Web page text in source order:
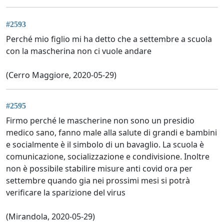
#2593
Perché mio figlio mi ha detto che a settembre a scuola
con la mascherina non ci vuole andare
(Cerro Maggiore, 2020-05-29)
#2595
Firmo perché le mascherine non sono un presidio
medico sano, fanno male alla salute di grandi e bambini
e socialmente è il simbolo di un bavaglio. La scuola è
comunicazione, socializzazione e condivisione. Inoltre
non è possibile stabilire misure anti covid ora per
settembre quando gia nei prossimi mesi si potrà
verificare la sparizione del virus
(Mirandola, 2020-05-29)